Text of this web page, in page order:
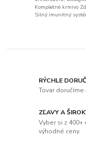
Kompletné krmivo
Silný imunitný
RÝCHLE
Tovar
ZĽAVY A
Vyber si z 400+
výhodné ceny.